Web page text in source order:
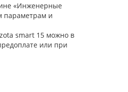
«Инженерные
параметрам и
smart 15 можно в
или при